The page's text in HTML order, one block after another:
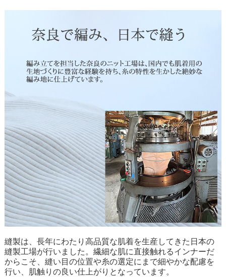
縫製は、長年にわたり高品質な肌着を生産してきた日本の
縫製工場が行いました。繊細な肌に直接触れるインナーだ
からこそ、縫い目の位置や糸の選定にまで細やかな配慮を
行い、肌触りの良い仕上がりとなっています。